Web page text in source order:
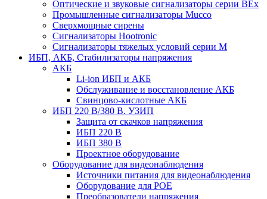
Оптические и звуковые сигнализаторы серии BEx
Промышленные сигнализаторы Mucco
Сверхмощные сирены
Сигнализаторы Hootronic
Сигнализаторы тяжелых условий серии M
ИБП, АКБ, Стабилизаторы напряжения
АКБ
Li-ion ИБП и АКБ
Обслуживание и восстановление АКБ
Свинцово-кислотные АКБ
ИБП 220 В/380 В. УЗИП
Защита от скачков напряжения
ИБП 220 В
ИБП 380 В
Проектное оборудование
Оборудование для видеонаблюдения
Источники питания для видеонаблюдения
Оборудование для POE
Преобразователи напряжения